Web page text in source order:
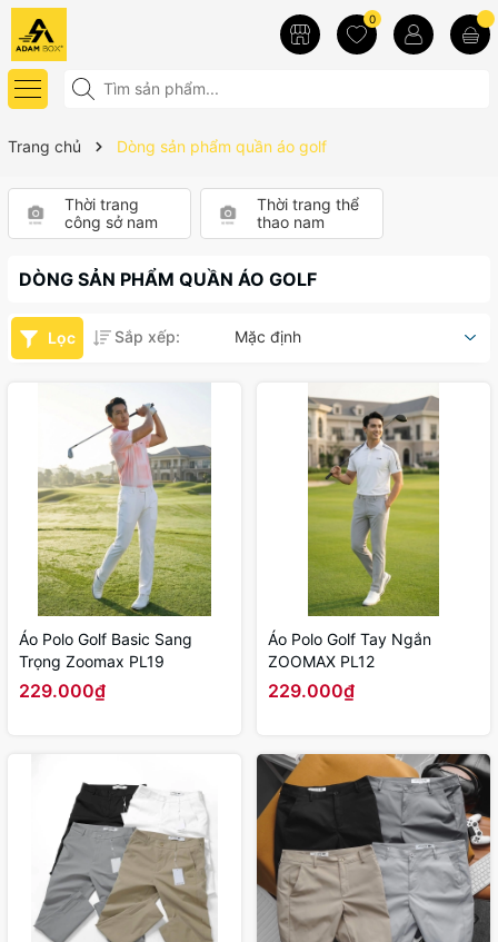
0
Trang chủ Dòng sản phẩm quần áo golf
Thời trang
công sở nam
Thời trang thể
thao nam
DÒNG SẢN PHẨM QUẦN ÁO GOLF
Lọc Sắp xếp: Mặc định
Áo Polo Golf Basic Sang
Trọng Zoomax PL19
229.000₫
Áo Polo Golf Tay Ngắn
ZOOMAX PL12
229.000₫